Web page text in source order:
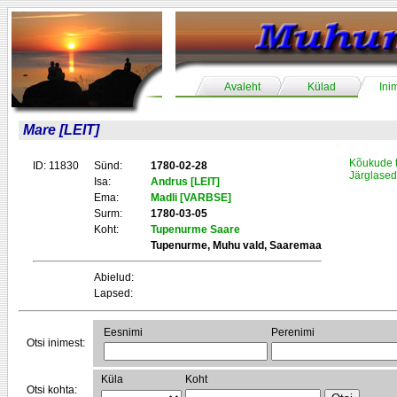
Avaleht Külad
Mare [LEIT]
ID: 11830 Sünd:
1780-02-28
Isa:
Andrus [LEIT]
Ema:
Madli [VARBSE]
Surm:
1780-03-05
Koht:
Tupenurme Saare
Tupenurme, Muhu vald, Saaremaa
Abielud:
Lapsed:
Kõukude
Järglased
Otsi inimest:
Eesnimi Perenimi
Otsi kohta:
Küla Koht